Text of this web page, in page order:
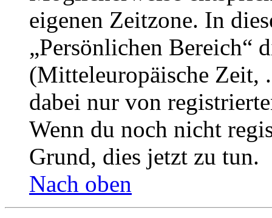
eigenen Zeitzone. In
„Persönlichen Bereich“
(Mitteleuropäische Zeit,
dabei nur von
Wenn du noch nicht
Grund, dies jetzt zu tun.
Nach oben